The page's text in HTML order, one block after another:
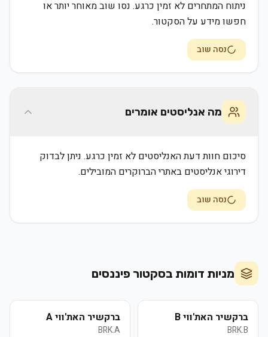
ניתוח המתחרים לא זמין כרגע. נסו שוב מאוחר יותר או
חפשו מידע על הסקטור.
נסה שוב
מה אנליסטים אומרים
סיכום חוות דעת האנליסטים לא זמין כרגע. ניתן לבדוק
דירוגי אנליסטים באתרי הברוקרים המובילים.
נסה שוב
מניות דומות בסקטור פיננסים
ברקשיר האת'ווי B
BRK.B
ברקשיר האת'ווי A
BRK.A